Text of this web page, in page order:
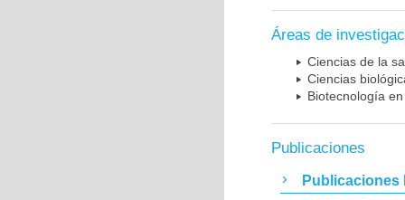
Áreas de
Ciencias de la
Ciencias
Biotecnología
Publicaciones
Publicaciones